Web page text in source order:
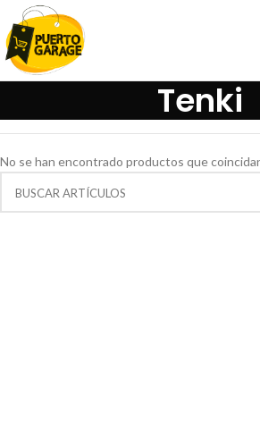
Tenki
No se han encontrado productos que